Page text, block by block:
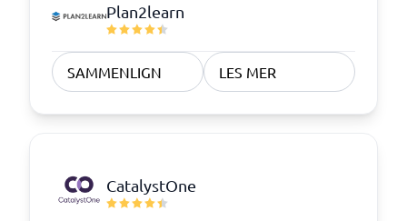
Plan2learn
SAMMENLIGN LES MER
CatalystOne